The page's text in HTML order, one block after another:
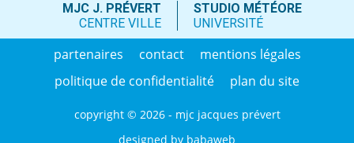
MJC J. PRÉVERT
CENTRE VILLE
STUDIO MÉTÉORE
UNIVERSITÉ
partenaires contact
mentions légales
politique de confidentialité
plan du site
copyright © 2026 - mjc jacques prévert
designed by babaweb